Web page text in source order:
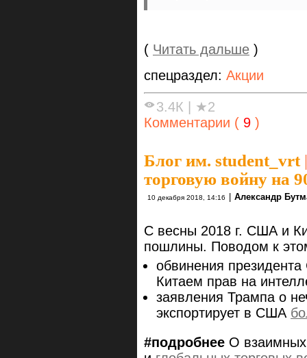
( Читать дальше )
спецраздел: Акции
3.4К | ★2
Комментарии ( 9 )
Блог им. student_vrt|
торговую войну на
10 декабря 2018, 14:16 | Александр
С весны 2018 г. США и
пошлины. Поводом к
обвинения
Китаем прав на
заявления Трампа о
экспортирует в США
#подробнее О